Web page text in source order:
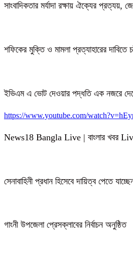
সাংবাদিকতার মর্যাদা রক্ষায় ঐক্যের প্রত্যয়,
শফিকের মুক্তি ও মামলা প্রত্যাহারের দাবিতে
ইভিএম এ ভোট দেওয়ার পদ্ধতি এক নজরে
https://www.youtube.com/
News18 Bangla Live | বাংলার খবর
সেনাবাহিনী প্রধান হিসেবে দায়িত্ব পেতে
গাংনী উপজেলা প্রেসক্লাবের নির্বাচন অনুষ্ঠিত